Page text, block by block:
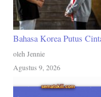
Bahasa Korea Putus
oleh Jennie
Agustus 9, 2026